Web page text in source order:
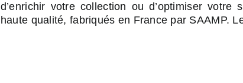
d’enrichir votre collection ou d’optimiser votre
haute qualité, fabriqués en France par SAAMP.